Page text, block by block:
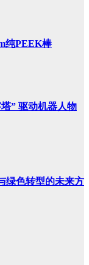
纯PEEK棒
” 驱动机器人物
绿色转型的未来方